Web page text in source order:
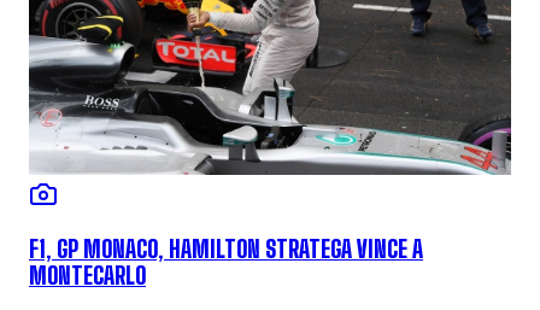
F1, GP MONACO, HAMILTON STRATEGA VINCE A
MONTECARLO